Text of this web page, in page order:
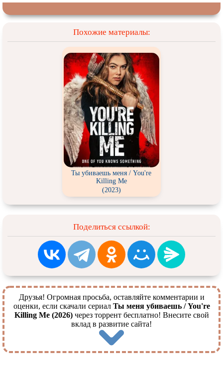
Похожие материалы:
Ты убиваешь меня / You're
Killing Me
(2023)
Поделиться ссылкой:
Друзья! Огромная просьба, оставляйте комментарии и
оценки, если скачали сериал Ты меня убиваешь / You're
Killing Me (2026)через торрент бесплатно! Внесите свой
вклад в развитие сайта!